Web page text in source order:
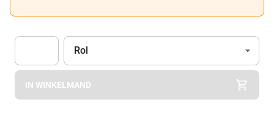
Apok.Product.Detail.AddToCart.Quantity (Optioneel)
Eenheid
Rol
IN WINKELMAND